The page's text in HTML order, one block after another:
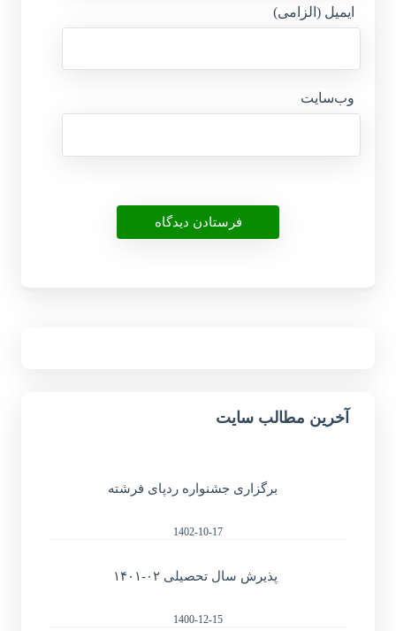
ایمیل (الزامی)
وب‌سایت
آخرین مطالب سایت
برگزاری جشنواره ردپای فرشته
1402-10-17
پذیرش سال تحصیلی ۰۲-۱۴۰۱
1400-12-15